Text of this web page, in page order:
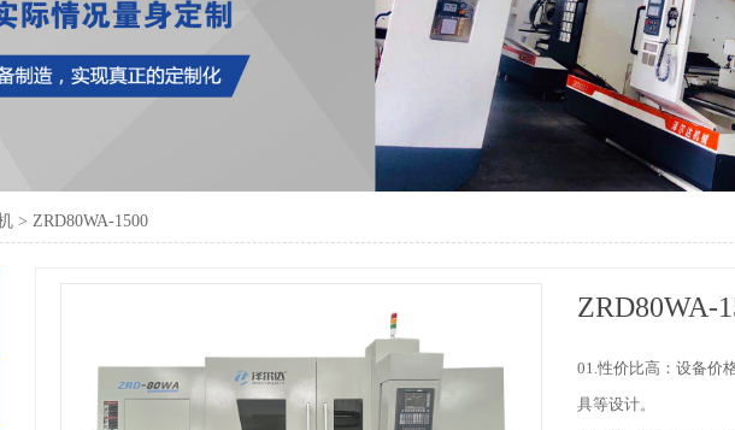
> ZRD80WA-1500
ZRD80WA-
01.性价比高：设备价
具等设计。